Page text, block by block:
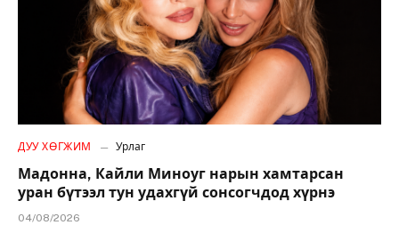
ДУУ ХӨГЖИМ Урлаг
Мадонна, Кайли Миноуг нарын хамтарсан
уран бүтээл тун удахгүй сонсогчдод хүрнэ
04/08/2026